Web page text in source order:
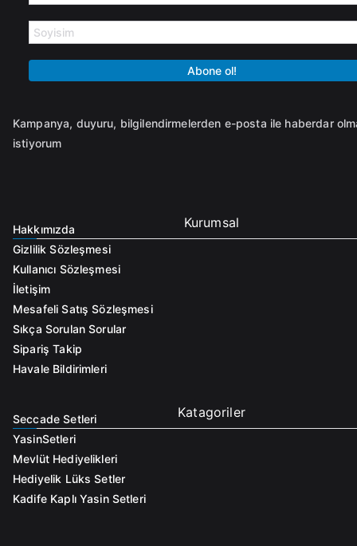
Kampanya, duyuru, bilgilendirmelerden e-posta ile haberdar
istiyorum
Kurumsal
Hakkımızda
Gizlilik Sözleşmesi
Kullanıcı Sözleşmesi
İletişim
Mesafeli Satış Sözleşmesi
Sıkça Sorulan Sorular
Sipariş Takip
Havale Bildirimleri
Katagoriler
Seccade Setleri
YasinSetleri
Mevlüt Hediyelikleri
Hediyelik Lüks Setler
Kadife Kaplı Yasin Setleri